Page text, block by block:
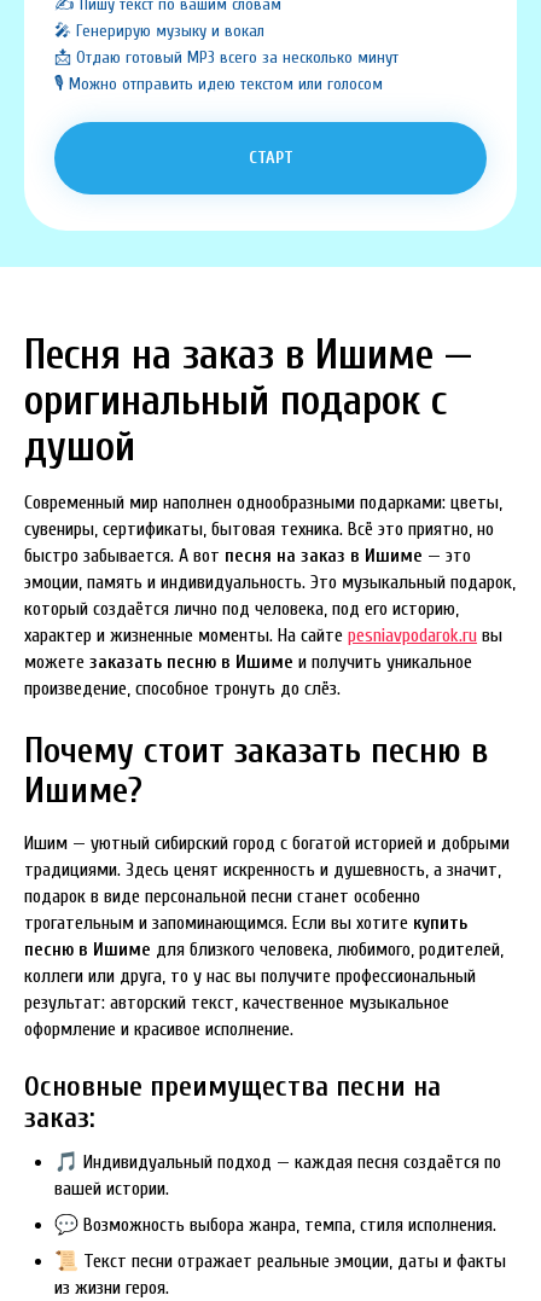
✍️ Пишу текст по вашим словам
🎤 Генерирую музыку и вокал
📩 Отдаю готовый MP3 всего за несколько минут
🎙️ Можно отправить идею текстом или голосом
СТАРТ
Песня на заказ в Ишиме —
оригинальный подарок с
душой
Современный мир наполнен однообразными подарками: цветы,
сувениры, сертификаты, бытовая техника. Всё это приятно, но
быстро забывается. А вот песня на заказ в Ишиме — это
эмоции, память и индивидуальность. Это музыкальный подарок,
который создаётся лично под человека, под его историю,
характер и жизненные моменты. На сайте pesniavpodarok.ru вы
можете заказать песню в Ишиме и получить уникальное
произведение, способное тронуть до слёз.
Почему стоит заказать песню в
Ишиме?
Ишим — уютный сибирский город с богатой историей и добрыми
традициями. Здесь ценят искренность и душевность, а значит,
подарок в виде персональной песни станет особенно
трогательным и запоминающимся. Если вы хотите купить
песню в Ишиме для близкого человека, любимого, родителей,
коллеги или друга, то у нас вы получите профессиональный
результат: авторский текст, качественное музыкальное
оформление и красивое исполнение.
Основные преимущества песни на
заказ:
🎵 Индивидуальный подход — каждая песня создаётся по
вашей истории.
💬 Возможность выбора жанра, темпа, стиля исполнения.
📜 Текст песни отражает реальные эмоции, даты и факты
из жизни героя.